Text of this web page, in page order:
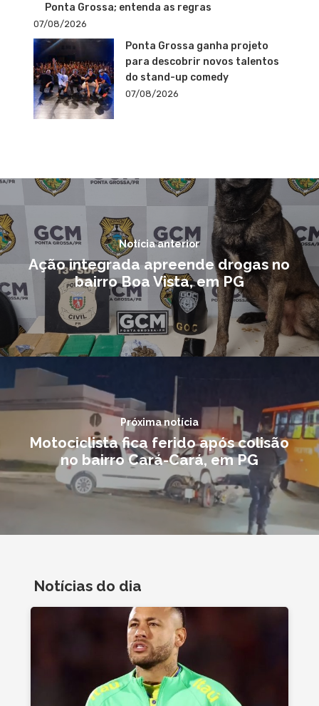
Ponta Grossa; entenda as regras
07/08/2026
Ponta Grossa ganha projeto
para descobrir novos talentos
do stand-up comedy
07/08/2026
Notícia anterior
Ação integrada apreende drogas no
bairro Boa Vista, em PG
Próxima notícia
Motociclista fica ferido após colisão
no bairro Cará-Cará, em PG
Notícias do dia